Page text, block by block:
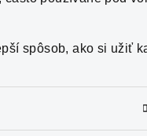
spôsob, ako si užiť